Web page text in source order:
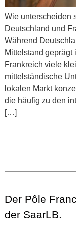
Wie unterscheiden
Deutschland und
Während
Mittelstand geprägt
Frankreich viele
mittelständische
lokalen Markt
die häufig zu den
[…]
Der Pôle
der SaarLB.